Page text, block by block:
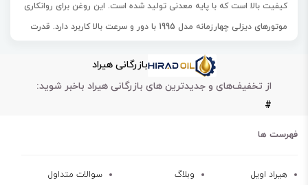
کیفیت بالا است که با پایه معدنی تولید شده است. این روغن برای روانکاری
موتورهای دیزلی چهارزمانه مدل 1995 با دور و سرعت بالا کاربرد دارد. قدرت
موتورهای دیزلی را داراست.
همچنین، روغن بهران 25w50 توربو لاین دارای مقاومت عالی در برابر
اکسیداسیون و پایداری عالی در برابر کاهش گرانروی است. با توجه به
ویژگی‌های بسیار مطلوب این روغن، استفاده از آن در موتورهای دیزلی
بنابراین، بهران توربو لاین 25w50 به عنوان یک گزینه مناسب و با کیفیت
بازرگانی هیراد
از تخفیف‌های و جدیدترین های بازرگانی هیراد باخبر شوید:
#
فهرست ها
هیراد اویل وبلاگ
سوالات متداول